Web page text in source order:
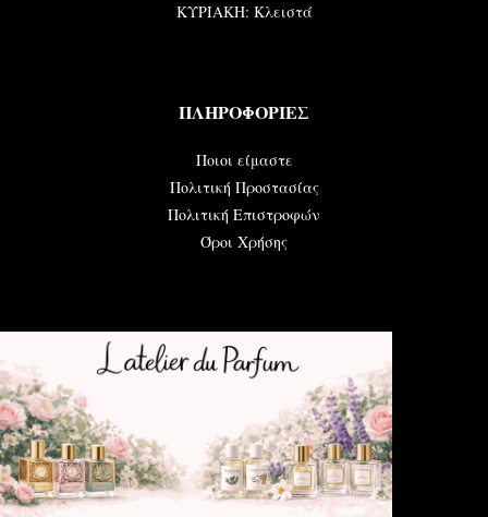
ΚΥΡΙΑΚΗ: Κλειστά
ΠΛΗΡΟΦΟΡΙΕΣ
Ποιοι είμαστε
Πολιτική Προστασίας
Πολιτική Επιστροφών
Όροι Χρήσης